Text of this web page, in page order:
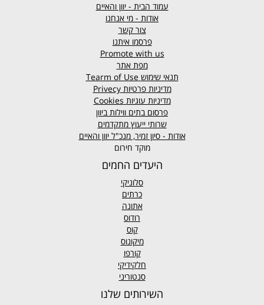
עמוד הבית - יוון והאיים
אודות - מי אנחנו
צור קשר
פרסמו איתנו
Promote with us
מפת אתר
תנאי שימוש
מדיניות פרטיות Privecy
מדיניות עוגיות Cookies
פרסום בתים ווילות ביוון
שרותי ייעוץ מתקדמים
אודות - סיון זמיר, מנכ"ל יוון והאיים
מוקד חירום
היעדים החמים
סלוניקי
כרתים
אתונה
רודוס
קוס
מיקונוס
קורפו
חלקידיקי
סנטוריני
השירותים שלנו